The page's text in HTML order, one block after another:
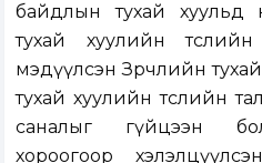
байдлын тухай хуульд
тухай хуулийн
мэдүүлсэн Зөрчлийн
тухай хуулийн төслийн
саналыг гүйцээн
хороогоор